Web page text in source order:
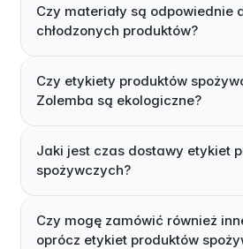
Czy materiały są odpowiednie
chłodzonych produktów?
Czy etykiety produktów
Zolemba są ekologiczne?
Jaki jest czas dostawy etykiet
spożywczych?
Czy mogę zamówić również
oprócz etykiet produktów